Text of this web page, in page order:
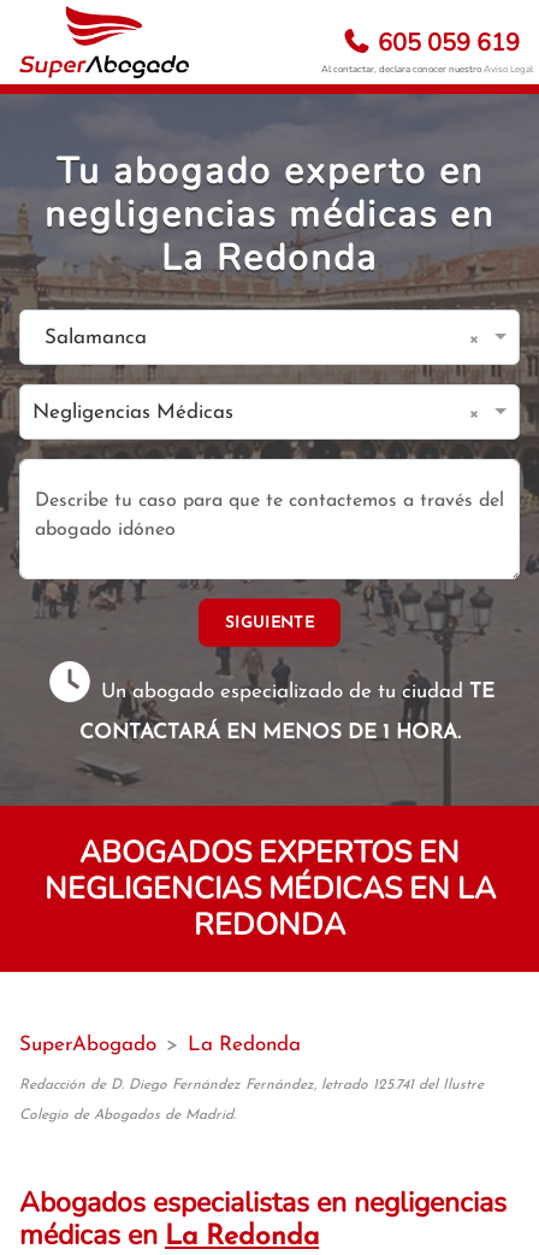
605 059 619
Al contactar, declara conocer nuestroAviso Legal
Tu abogado experto en
negligencias médicas en
La Redonda
Salamanca ×
Negligencias Médicas ×
SIGUIENTE
Un abogado especializado de tu ciudad TE
CONTACTARÁ EN MENOS DE 1 HORA.
ABOGADOS EXPERTOS EN
NEGLIGENCIAS MÉDICAS EN LA
REDONDA
SuperAbogado > La Redonda
Redacción de D. Diego Fernández Fernández, letrado 125.741 del Ilustre
Colegio de Abogados de Madrid.
Abogados especialistas en negligencias
médicas en La Redonda